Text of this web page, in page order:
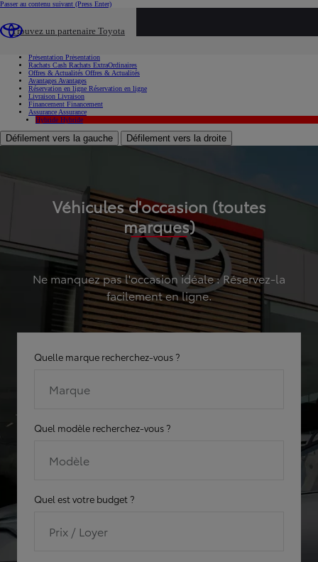
Passer au contenu suivant (Press Enter)
Trouvez un partenaire Toyota
Présentation Présentation
Rachats Cash Rachats ExtraOrdinaires
Offres & Actualités Offres & Actualités
Avantages Avantages
Réservation en ligne Réservation en ligne
Livraison Livraison
Financement Financement
Assurance Assurance
Hybride Hybride
Défilement vers la gauche Défilement vers la droite
Véhicules d'occasion (toutes
marques)
Ne manquez pas l'occasion idéale : Réservez-la
facilement en ligne.
Quelle marque recherchez-vous ?
Marque
Quel modèle recherchez-vous ?
Modèle
Quel est votre budget ?
Prix / Loyer